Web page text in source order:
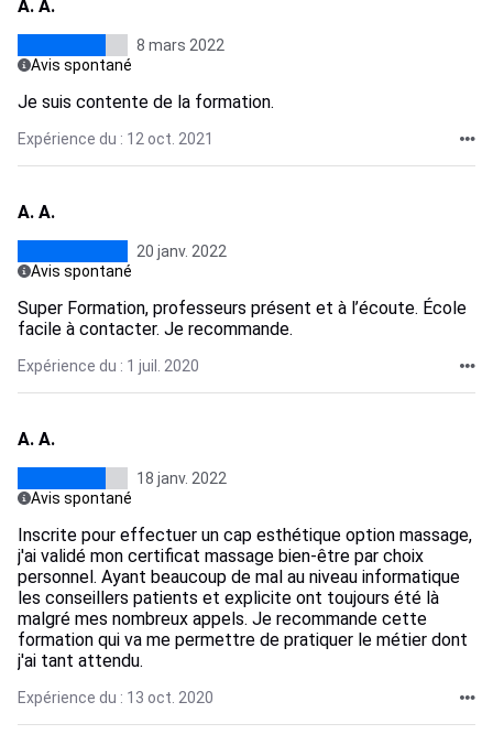
A. A.
8 mars 2022
Avis spontané
Je suis contente de la formation.
Expérience du : 12 oct. 2021
A. A.
20 janv. 2022
Avis spontané
Super Formation, professeurs présent et à l’écoute. École
facile à contacter. Je recommande.
Expérience du : 1 juil. 2020
A. A.
18 janv. 2022
Avis spontané
Inscrite pour effectuer un cap esthétique option massage,
j'ai validé mon certificat massage bien-être par choix
personnel. Ayant beaucoup de mal au niveau informatique
les conseillers patients et explicite ont toujours été là
malgré mes nombreux appels. Je recommande cette
formation qui va me permettre de pratiquer le métier dont
j'ai tant attendu.
Expérience du : 13 oct. 2020